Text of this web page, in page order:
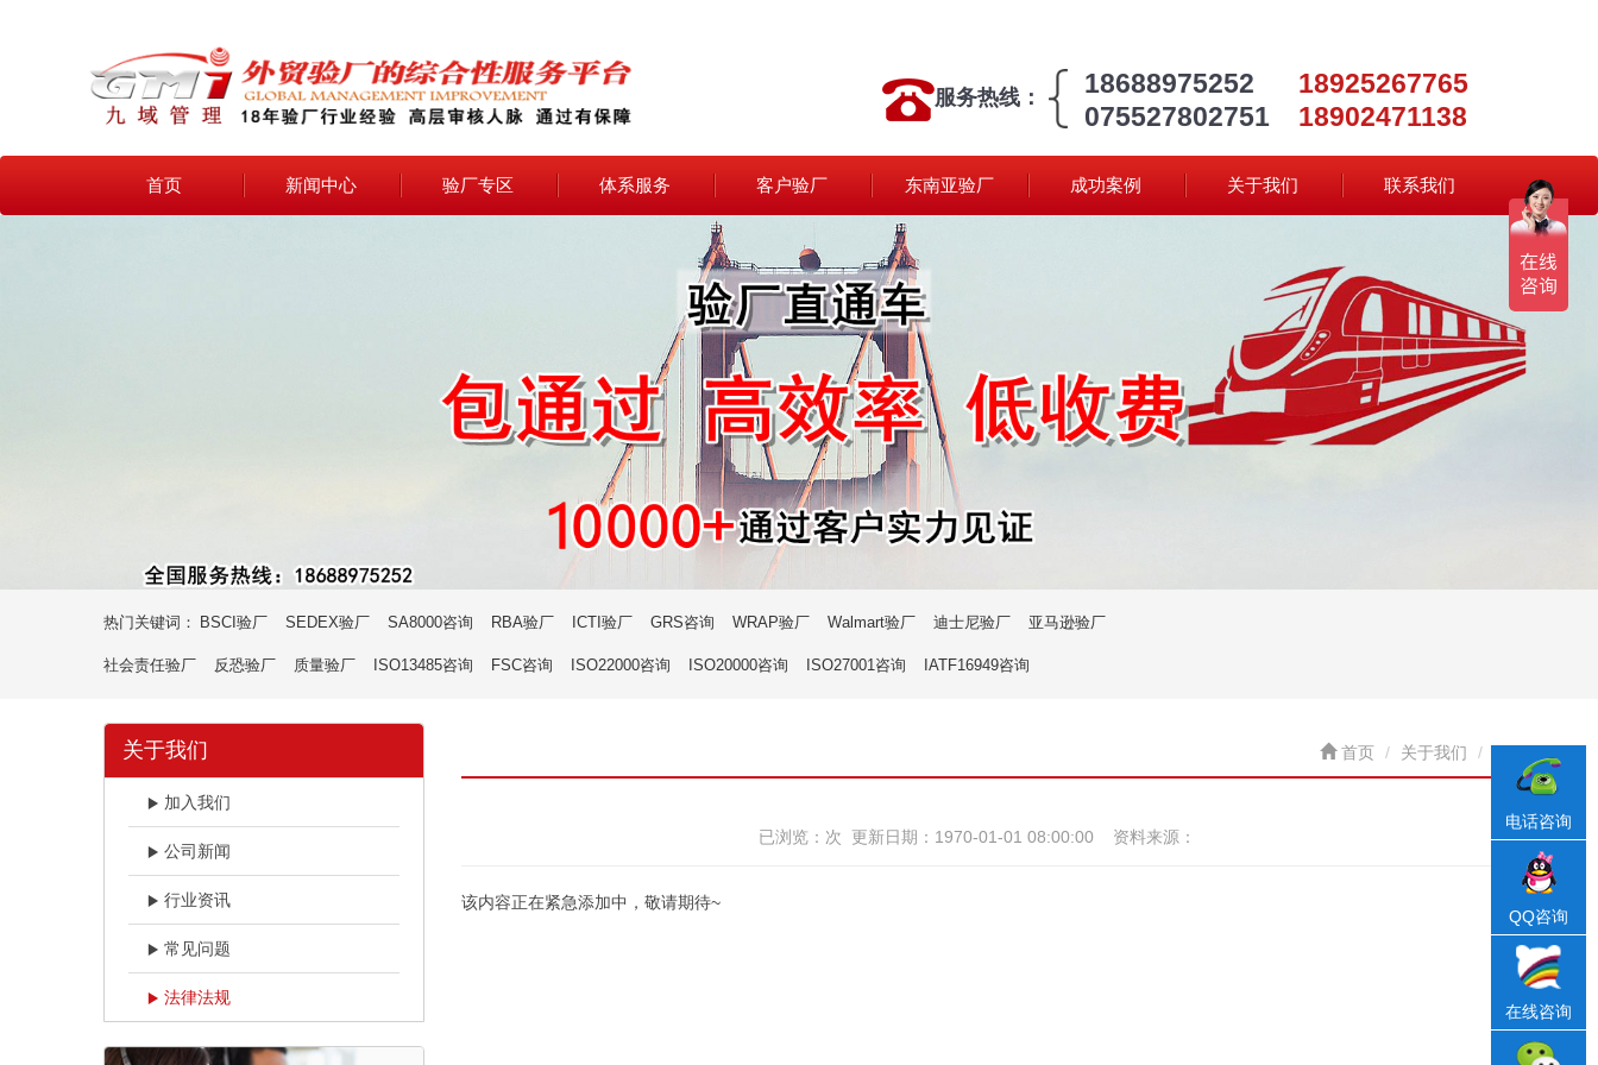
服务热线：
18688975252
075527802751
18925267765
18902471138
首页 新闻中心 验厂专区 体系服务 客户验厂 东南亚验厂 成功案例 关于我们 联系我们
热门关键词： BSCI验厂 SEDEX验厂 SA8000咨询 RBA验厂 ICTI验厂 GRS咨询 WRAP验厂 Walmart验厂 迪士尼验厂 亚马逊验厂
社会责任验厂 反恐验厂 质量验厂 ISO13485咨询 FSC咨询 ISO22000咨询 ISO20000咨询 ISO27001咨询 IATF16949咨询
关于我们
加入我们
公司新闻
行业资讯
常见问题
法律法规
首页 关于我们
已浏览：次 更新日期：1970-01-01 08:00:00 资料来源：
该内容正在紧急添加中，敬请期待~
电话咨询
QQ咨询
在线咨询